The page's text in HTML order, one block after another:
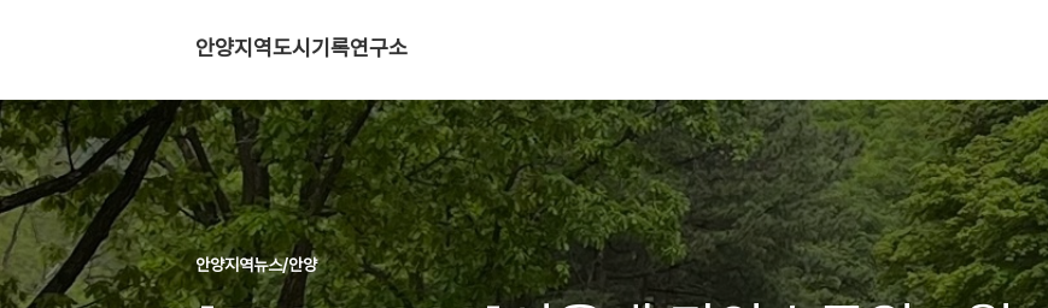
안양지역도시기록연구소
안양지역뉴스/안양